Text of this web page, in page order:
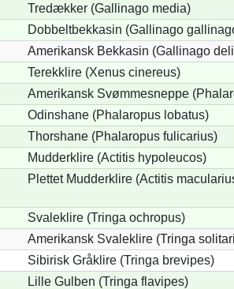
Tredækker (Gallinago media)
Dobbeltbekkasin (Gallinago
Amerikansk Bekkasin (Gallinago
Terekklire (Xenus cinereus)
Amerikansk Svømmesneppe
Odinshane (Phalaropus lobatus)
Thorshane (Phalaropus fulicarius)
Mudderklire (Actitis hypoleucos)
Plettet Mudderklire (Actitis
Svaleklire (Tringa ochropus)
Amerikansk Svaleklire (Tringa
Sibirisk Gråklire (Tringa brevipes)
Lille Gulben (Tringa flavipes)